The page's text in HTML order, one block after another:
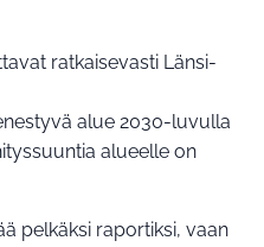
ratkaisevasti Länsi-
alue 2030-luvulla
alueelle on
pelkäksi raportiksi, vaan